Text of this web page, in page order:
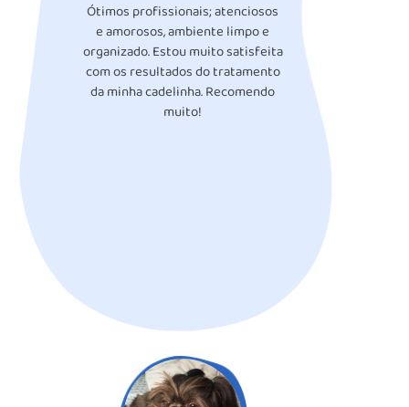
Ótimos profissionais; atenciosos
e amorosos, ambiente limpo e
organizado. Estou muito satisfeita
com os resultados do tratamento
da minha cadelinha. Recomendo
muito!